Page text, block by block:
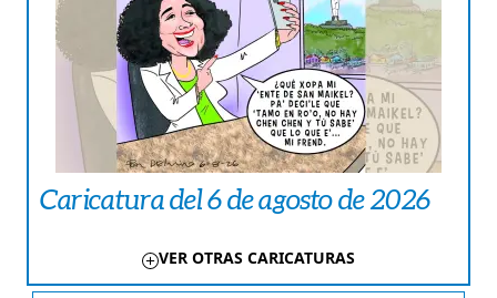
Caricatura del 6 de agosto de 2026
VER OTRAS CARICATURAS